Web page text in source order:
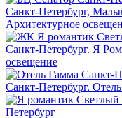
Санкт-Петербург,
Архитектурное
Санкт-Петербург. Я
освещение
Санкт-Петербург.